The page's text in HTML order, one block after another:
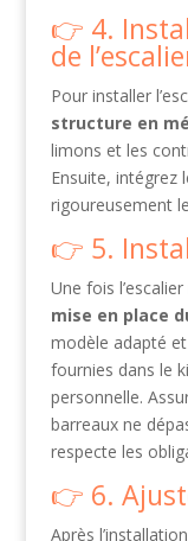
4.
de
Pour installer
structure en
limons et les
Ensuite, intégrez
rigoureusement
5.
Une fois
mise en place
modèle adapté
fournies dans le
personnelle.
barreaux ne
respecte les
6.
Après